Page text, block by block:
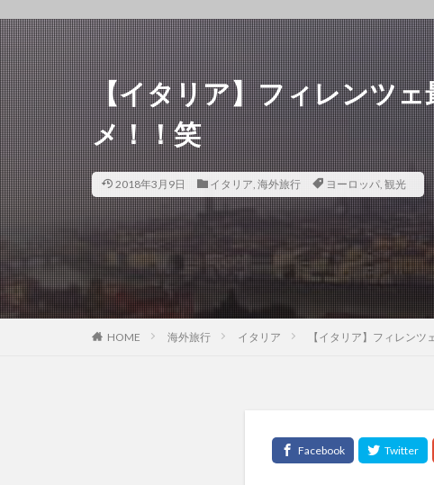
【イタリア】フィレンツ
メ！！笑
2018年3月9日 イタリア, 海外旅行 ヨーロッパ, 観光
HOME 海外旅行 イタリア 【イタリア】フィレン